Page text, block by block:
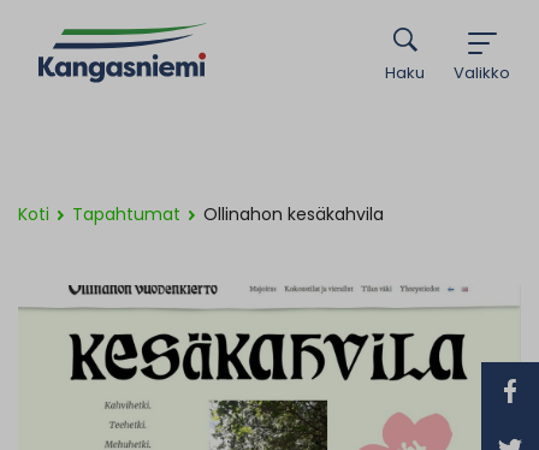
Valikko
Haku
Koti Tapahtumat Ollinahon kesäkahvila